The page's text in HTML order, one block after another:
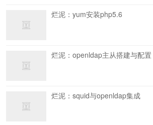
烂泥：yum安装php5.6
烂泥：openldap主从搭建与配置
烂泥：squid与openldap集成